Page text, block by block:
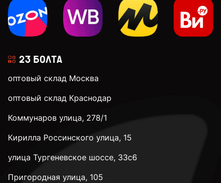
3 мм
3,3 мм
3,4 мм
оптовый склад Москва
оптовый склад Краснодар
Коммунаров улица, 278/1
Кирилла Россинского улица, 15
улица Тургеневское шоссе, 33с6
Пригородная улица, 105